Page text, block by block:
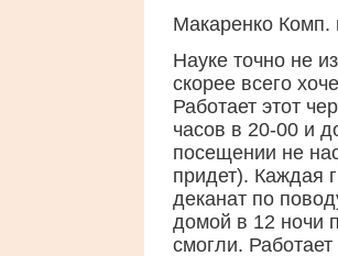
Макаренко Комп.
Науке точно не
скорее всего
Работает этот
часов в 20-00 и
посещении не
придет). Каждая
деканат по
домой в 12 ночи
смогли.